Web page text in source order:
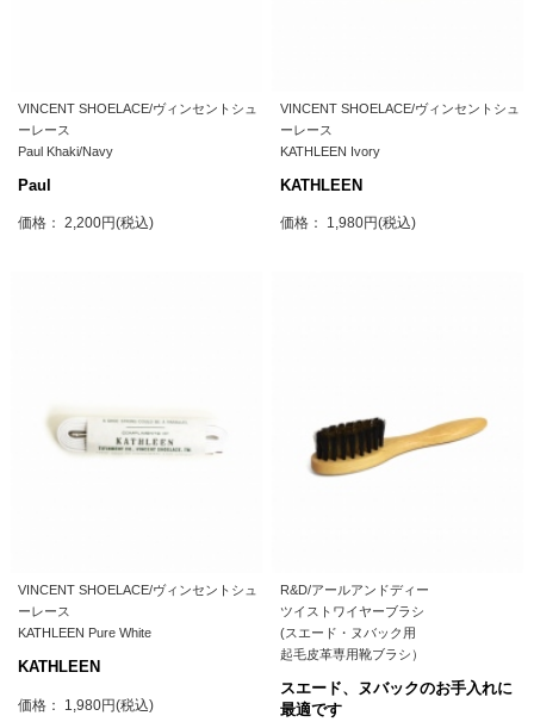
VINCENT SHOELACE/ヴィンセントシュ
ーレース
Paul Khaki/Navy
Paul
価格： 2,200円(税込)
VINCENT SHOELACE/ヴィンセントシュ
ーレース
KATHLEEN Ivory
KATHLEEN
価格： 1,980円(税込)
VINCENT SHOELACE/ヴィンセントシュ
ーレース
KATHLEEN Pure White
KATHLEEN
価格： 1,980円(税込)
R&D/アールアンドディー
ツイストワイヤーブラシ
(スエード・ヌバック用
起毛皮革専用靴ブラシ）
スエード、ヌバックのお手入れに
最適です